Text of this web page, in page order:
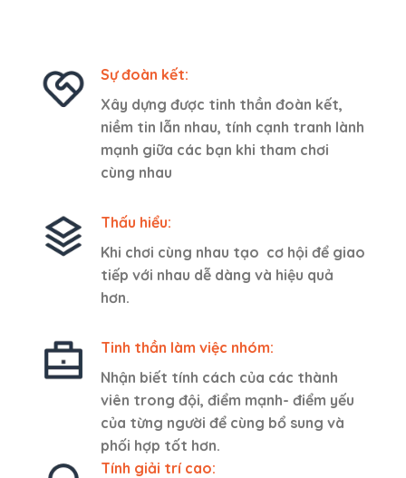
Sự đoàn kết:
Xây dựng được tinh thần đoàn kết,
niềm tin lẫn nhau, tính cạnh tranh lành
mạnh giữa các bạn khi tham chơi
cùng nhau
Thấu hiểu:
Khi chơi cùng nhau tạo cơ hội để giao
tiếp với nhau dễ dàng và hiệu quả
hơn.
Tinh thần làm việc nhóm:
Nhận biết tính cách của các thành
viên trong đội, điểm mạnh- điểm yếu
của từng người để cùng bổ sung và
phối hợp tốt hơn.
Tính giải trí cao: